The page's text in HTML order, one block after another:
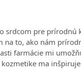
pre prírodnú
to, ako nám
farmácie mi
ma